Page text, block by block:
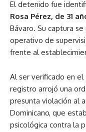
El detenido fue
Rosa Pérez, de 31
Bávaro. Su captura se
operativo de
frente al
Al ser verificado en
registro arrojó una
presunta violación al
Dominicano, que
psicológica contra la